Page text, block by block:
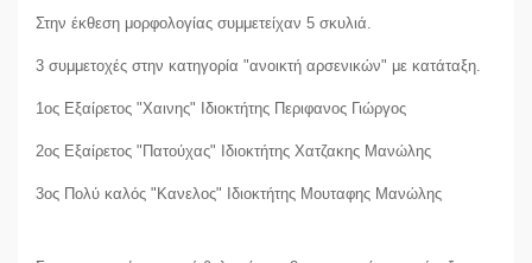
Στην έκθεση μορφολογίας συμμετείχαν 5 σκυλιά.
3 συμμετοχές στην κατηγορία "ανοικτή αρσενικών" με κατάταξη.
1ος Εξαίρετος "Χαινης" Ιδιοκτήτης Περιφανος Γιώργος
2ος Εξαίρετος "Πατούχας" Ιδιοκτήτης Χατζακης Μανώλης
3ος Πολύ καλός "Κανελος" Ιδιοκτήτης Μουταφης Μανώλης